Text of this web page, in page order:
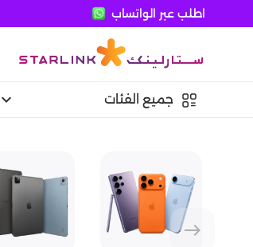
اطلب عبر الواتساب
جميع الفئات keyboard_arrow_down
east